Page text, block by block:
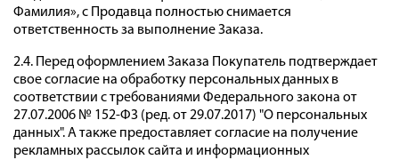
Фамилия», с Продавца полностью снимается
ответственность за выполнение Заказа.
2.4. Перед оформлением Заказа Покупатель подтверждает
свое согласие на обработку персональных данных в
соответствии с требованиями Федерального закона от
27.07.2006 № 152-ФЗ (ред. от 29.07.2017) "О персональных
данных". А также предоставляет согласие на получение
рекламных рассылок сайта и информационных